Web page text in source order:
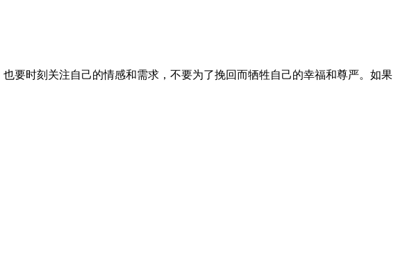
要时刻关注自己的情感和需求，不要为了挽回而牺牲自己的幸福和尊严。如果